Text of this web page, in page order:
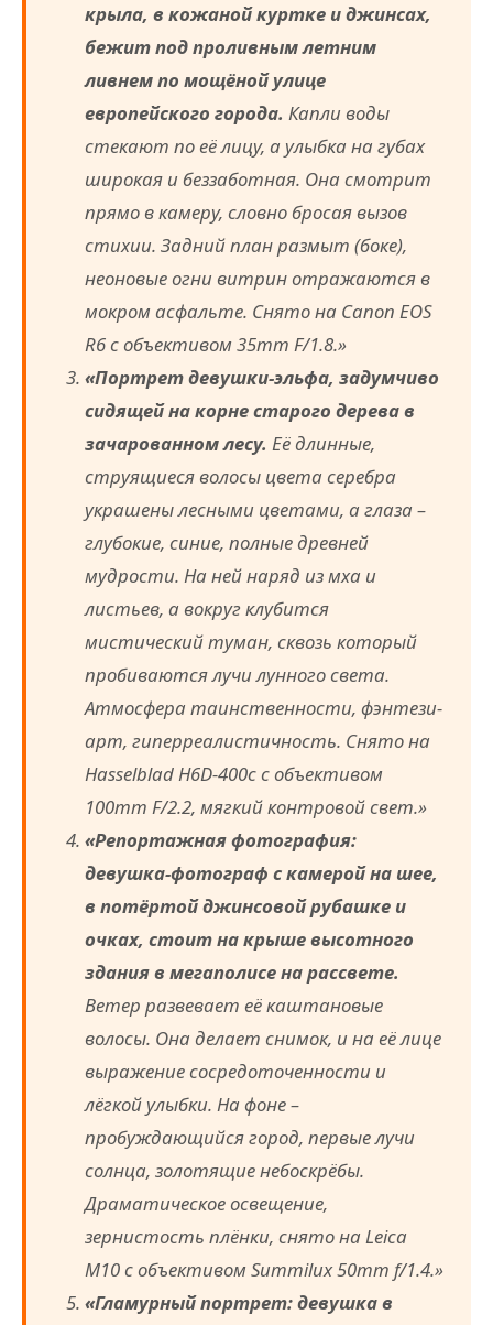
крыла, в кожаной куртке и джинсах,
бежит под проливным летним
ливнем по мощёной улице
европейского города. Капли воды
стекают по её лицу, а улыбка на губах
широкая и беззаботная. Она смотрит
прямо в камеру, словно бросая вызов
стихии. Задний план размыт (боке),
неоновые огни витрин отражаются в
мокром асфальте. Снято на Canon EOS
R6 с объективом 35mm F/1.8.»
«Портрет девушки-эльфа, задумчиво
сидящей на корне старого дерева в
зачарованном лесу. Её длинные,
струящиеся волосы цвета серебра
украшены лесными цветами, а глаза –
глубокие, синие, полные древней
мудрости. На ней наряд из мха и
листьев, а вокруг клубится
мистический туман, сквозь который
пробиваются лучи лунного света.
Атмосфера таинственности, фэнтези-
арт, гиперреалистичность. Снято на
Hasselblad H6D-400c с объективом
100mm F/2.2, мягкий контровой свет.»
«Репортажная фотография:
девушка-фотограф с камерой на шее,
в потёртой джинсовой рубашке и
очках, стоит на крыше высотного
здания в мегаполисе на рассвете.
Ветер развевает её каштановые
волосы. Она делает снимок, и на её лице
выражение сосредоточенности и
лёгкой улыбки. На фоне –
пробуждающийся город, первые лучи
солнца, золотящие небоскрёбы.
Драматическое освещение,
зернистость плёнки, снято на Leica
M10 с объективом Summilux 50mm f/1.4.»
«Гламурный портрет: девушка в